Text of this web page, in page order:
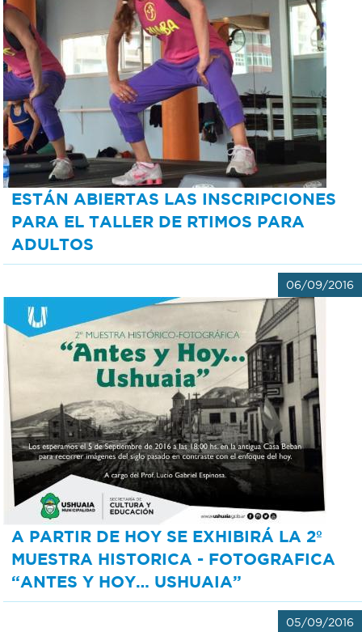
ESTÁN ABIERTAS LAS INSCRIPCIONES
PARA EL TALLER DE RTIMOS PARA
ADULTOS
06/09/2016
A PARTIR DE HOY SE EXHIBIRÁ LA 2º
MUESTRA HISTORICA - FOTOGRAFICA
“ANTES Y HOY… USHUAIA”
05/09/2016